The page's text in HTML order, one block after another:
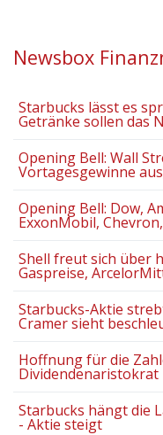
Newsbox
Starbucks lässt es
Getränke sollen das
Opening Bell: Wall
Vortagesgewinne
Opening Bell: Dow,
ExxonMobil,
Shell freut sich über
Gaspreise,
Starbucks-Aktie
Cramer sieht
Hoffnung für die
Dividendenaristokrat
Starbucks hängt die
- Aktie steigt